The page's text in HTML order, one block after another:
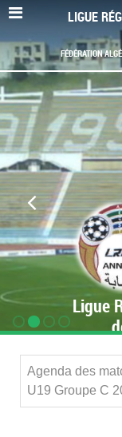
LIGUE
Ligue
Agenda des
U19 Groupe C